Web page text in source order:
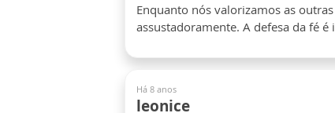
Enquanto nós valorizamos as
assustadoramente. A defesa da fé
Há 8 anos
leonice